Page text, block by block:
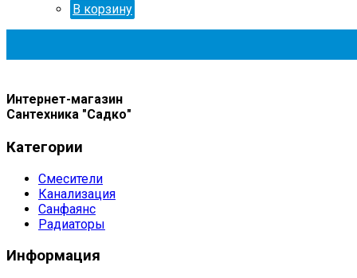
В корзину
Интернет-магазин
Сантехника "Садко"
Категории
Смесители
Канализация
Санфаянс
Радиаторы
Информация